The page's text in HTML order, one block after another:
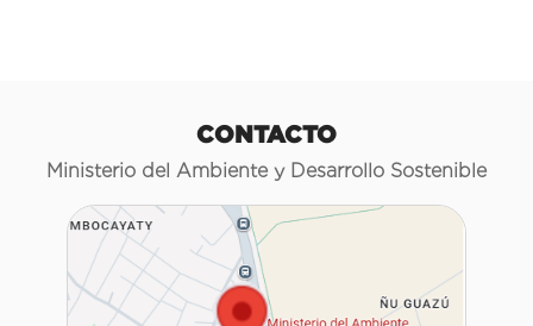
CONTACTO
Ministerio del Ambiente y Desarrollo Sostenible